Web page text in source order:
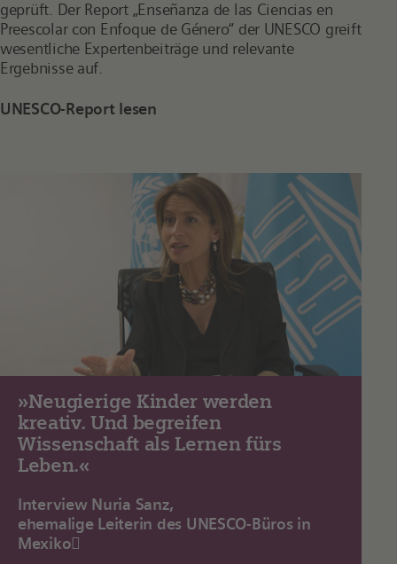
geprüft. Der Report „Enseñanza de las Ciencias en
Preescolar con Enfoque de Género“ der UNESCO greift
wesentliche Expertenbeiträge und relevante
Ergebnisse auf.
UNESCO-Report lesen
»Neugierige Kinder werden
kreativ. Und begreifen
Wissenschaft als Lernen fürs
Leben.«
Interview Nuria Sanz,
ehemalige Leiterin des UNESCO-Büros in
Mexiko